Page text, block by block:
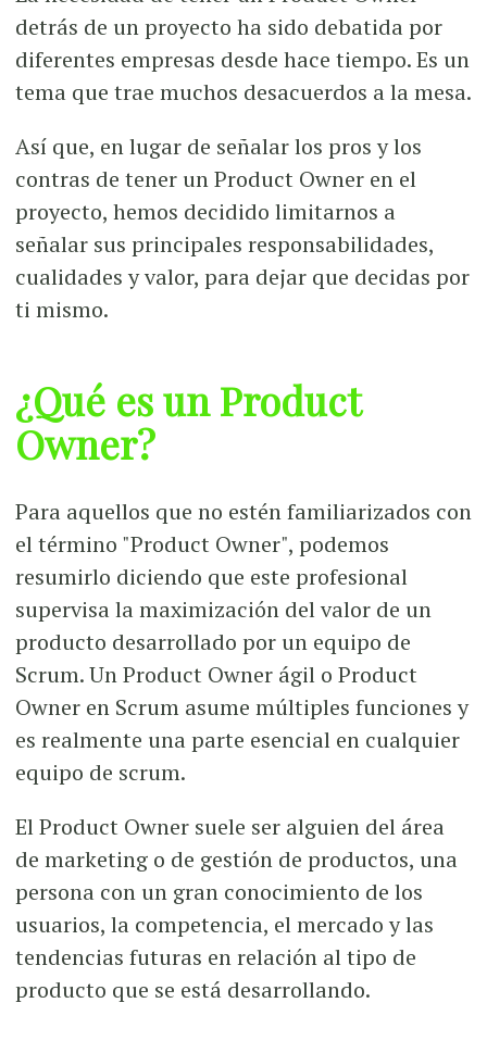
detrás de un proyecto ha sido debatida por
diferentes empresas desde hace tiempo. Es un
tema que trae muchos desacuerdos a la mesa.
Así que, en lugar de señalar los pros y los
contras de tener un Product Owner en el
proyecto, hemos decidido limitarnos a
señalar sus principales responsabilidades,
cualidades y valor, para dejar que decidas por
ti mismo.
¿Qué es un Product
Owner?
Para aquellos que no estén familiarizados con
el término "Product Owner", podemos
resumirlo diciendo que este profesional
supervisa la maximización del valor de un
producto desarrollado por un equipo de
Scrum. Un Product Owner ágil o Product
Owner en Scrum asume múltiples funciones y
es realmente una parte esencial en cualquier
equipo de scrum.
El Product Owner suele ser alguien del área
de marketing o de gestión de productos, una
persona con un gran conocimiento de los
usuarios, la competencia, el mercado y las
tendencias futuras en relación al tipo de
producto que se está desarrollando.